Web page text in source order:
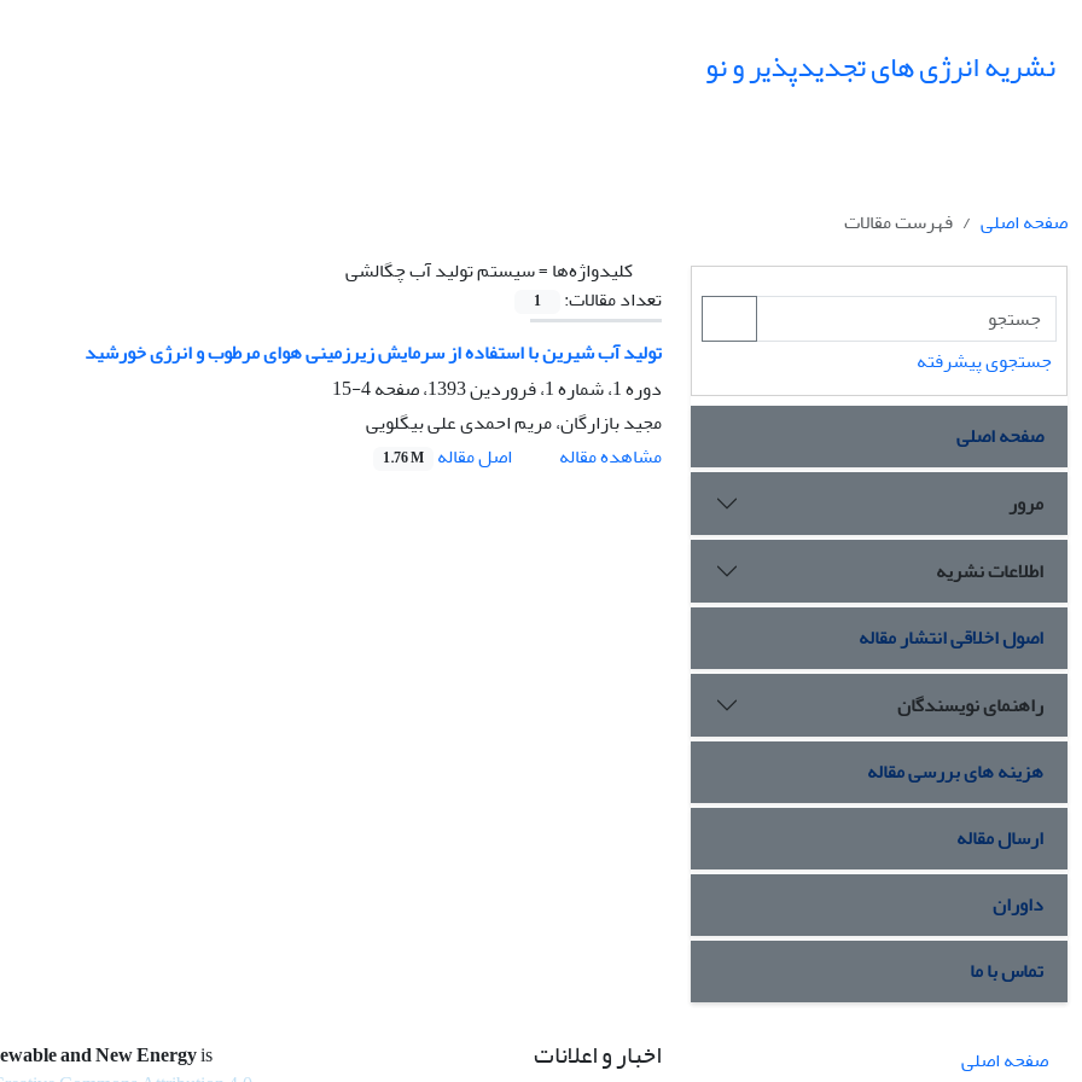
نشریه انرژی های تجدیدپذیر و نو
صفحه اصلی
فهرست مقالات
کلیدواژه‌ها =سیستم‌ تولید آب چگالشی
تعداد مقالات:
1
تولید آب شیرین با استفاده از سرمایش زیرزمینی هوای مرطوب و انرژی خورشید
دوره 1، شماره 1، فروردین 1393، صفحه
4-15
مجید بازارگان، مریم احمدی علی بیگلویی
مشاهده مقاله
اصل مقاله 1.76 M
جستجوی پیشرفته
صفحه اصلی
مرور
اطلاعات نشریه
اصول اخلاقی انتشار مقاله
راهنمای نویسندگان
هزینه های بررسی مقاله
ارسال مقاله
داوران
تماس با ما
صفحه اصلی
اخبار و اعلانات and New Energyis